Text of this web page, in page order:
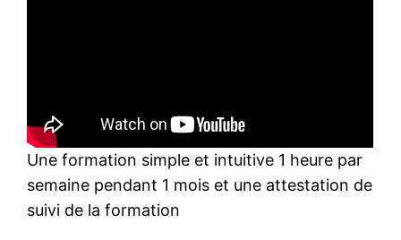
Une formation simple et intuitive 1 heure par
semaine pendant 1 mois et une attestation de
suivi de la formation